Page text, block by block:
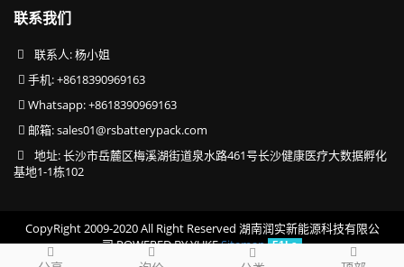
联系我们
联系人: 杨小姐
手机: +8618390969163
Whatsapp: +8618390969163
邮箱:sales01@rsbatterypack.com
地址: 长沙市岳麓区梅溪湖街道泉水路461号长沙健康医疗大数据孵化
基地1-1栋102
CopyRight 2009-2020 All Right Reserved 湖南润实新能源科技有限公
司POWERED BY YUKESitemap 51La